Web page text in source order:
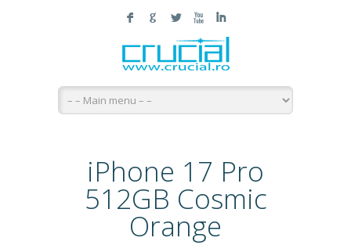
F G L X I
iPhone 17 Pro
512GB Cosmic
Orange